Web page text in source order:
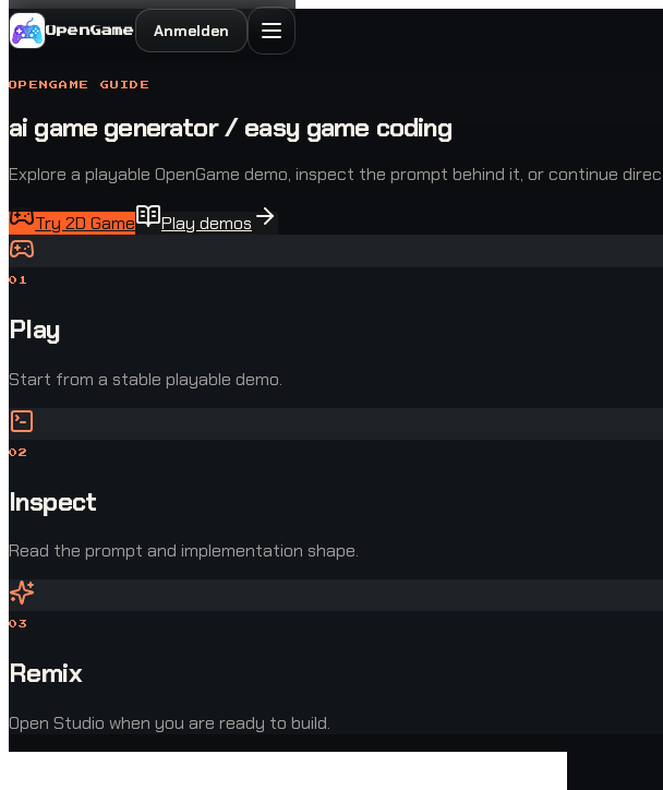
OpenGame Anmelden
OPENGAME GUIDE
ai game generator / easy game coding
Explore a playable OpenGame demo, inspect the prompt behind it, or continue
Try 2D Game Play demos
0 1
Play
Start from a stable playable demo.
02
Inspect
Read the prompt and implementation shape.
03
Remix
Open Studio when you are ready to build.